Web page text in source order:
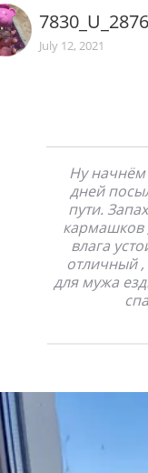
July 12, 2021
Ну начнём
дней
пути.
кармашков
влага
отличный
для мужа